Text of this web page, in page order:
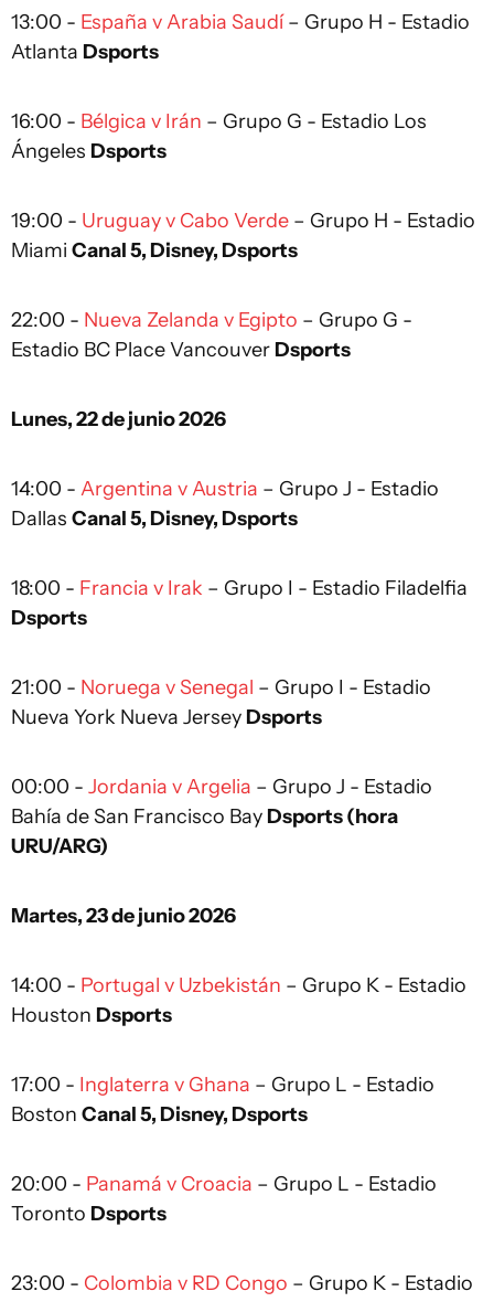
13:00 - España v Arabia Saudí– Grupo H - Estadio
Atlanta Dsports
16:00 - Bélgica v Irán – Grupo G - Estadio Los
Ángeles Dsports
19:00 - Uruguay v Cabo Verde – Grupo H - Estadio
Miami Canal 5, Disney, Dsports
22:00 - Nueva Zelanda v Egipto – Grupo G -
Estadio BC Place Vancouver Dsports
Lunes, 22 de junio 2026
14:00 - Argentina v Austria – Grupo J - Estadio
Dallas Canal 5, Disney, Dsports
18:00 - Francia v Irak – Grupo I - Estadio Filadelfia
Dsports
21:00 - Noruega v Senegal – Grupo I - Estadio
Nueva York Nueva Jersey Dsports
00:00 - Jordania v Argelia – Grupo J - Estadio
Bahía de San Francisco Bay Dsports (hora
URU/ARG)
Martes, 23 de junio 2026
14:00 - Portugal v Uzbekistán – Grupo K - Estadio
Houston Dsports
17:00 - Inglaterra v Ghana – Grupo L - Estadio
Boston Canal 5, Disney, Dsports
20:00 - Panamá v Croacia – Grupo L - Estadio
Toronto Dsports
23:00 - Colombia v RD Congo – Grupo K - Estadio